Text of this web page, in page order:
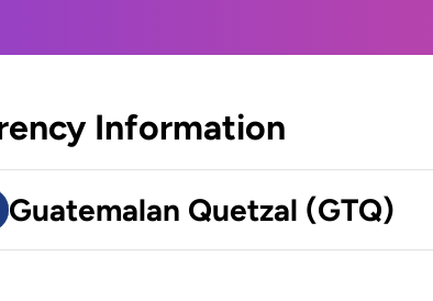
Information
Guatemalan Quetzal (GTQ)